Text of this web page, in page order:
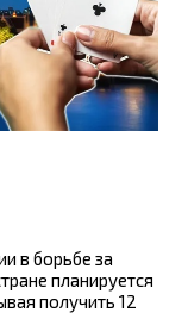
в борьбе за
планируется
получить 12